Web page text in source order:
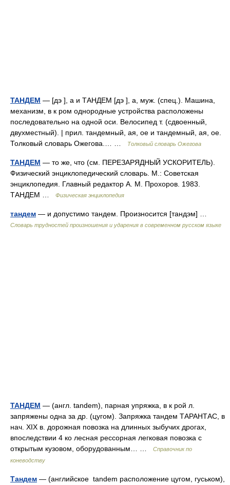
ТАНДЕМ — [дэ ], а и ТАНДЕМ [дэ ], а, муж. (спец.). Машина,
механизм, в к ром однородные устройства расположены
последовательно на одной оси. Велосипед т. (сдвоенный,
двухместный). | прил. тандемный, ая, ое и тандемный, ая, ое.
Толковый словарь Ожегова.… …
Толковый словарь Ожегова
ТАНДЕМ — то же, что (см. ПЕРЕЗАРЯДНЫЙ УСКОРИТЕЛЬ).
Физический энциклопедический словарь. М.: Советская
энциклопедия. Главный редактор А. М. Прохоров. 1983.
ТАНДЕМ …
Физическая энциклопедия
тандем — и допустимо тандем. Произносится [тандэм] …
Словарь трудностей произношения и ударения в современном русском языке
ТАНДЕМ — (англ. tandem), парная упряжка, в к рой л.
запряжены одна за др. (цугом). Запряжка тандем ТАРАНТАС, в
нач. XIX в. дорожная повозка на длинных зыбучих дрогах,
впоследствии 4 ко лесная рессорная легковая повозка с
открытым кузовом, оборудованным… …
Справочник по
коневодству
Тандем — (английское tandem расположение цугом, гуськом),